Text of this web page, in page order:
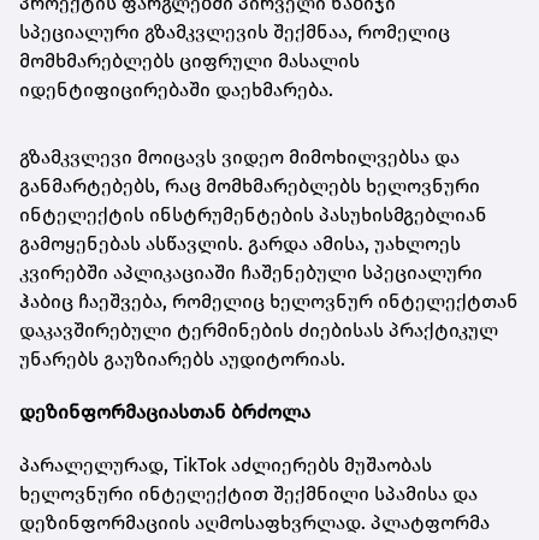
სპეციალური გზამკვლევის შექმნაა, რომელიც
მომხმარებლებს ციფრული მასალის
იდენტიფიცირებაში დაეხმარება.
გზამკვლევი მოიცავს ვიდეო მიმოხილვებსა და
განმარტებებს, რაც მომხმარებლებს ხელოვნური
ინტელექტის ინსტრუმენტების პასუხისმგებლიან
გამოყენებას ასწავლის. გარდა ამისა, უახლოეს
კვირებში აპლიკაციაში ჩაშენებული სპეციალური
ჰაბიც ჩაეშვება, რომელიც ხელოვნურ ინტელექტთან
დაკავშირებული ტერმინების ძიებისას პრაქტიკულ
უნარებს გაუზიარებს აუდიტორიას.
დეზინფორმაციასთან ბრძოლა
პარალელურად, TikTok აძლიერებს მუშაობას
ხელოვნური ინტელექტით შექმნილი სპამისა და
დეზინფორმაციის აღმოსაფხვრლად. პლატფორმა